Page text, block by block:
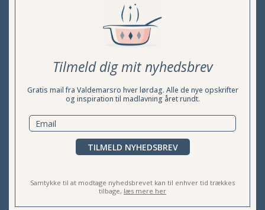
Tilmeld dig mit nyhedsbrev
Gratis mail fra Valdemarsro hver lørdag. Alle de nye opskrifter
og inspiration til madlavning året rundt.
TILMELD NYHEDSBREV
Samtykke til at modtage nyhedsbrevet kan til enhver tid trækkes
tilbage, læs mere her